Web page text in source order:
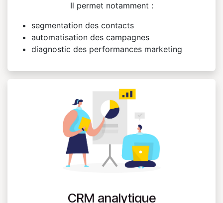
Il permet notamment :
segmentation des contacts
automatisation des campagnes
diagnostic des performances marketing
CRM analytique